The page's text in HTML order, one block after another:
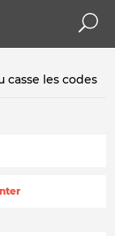
casse les codes